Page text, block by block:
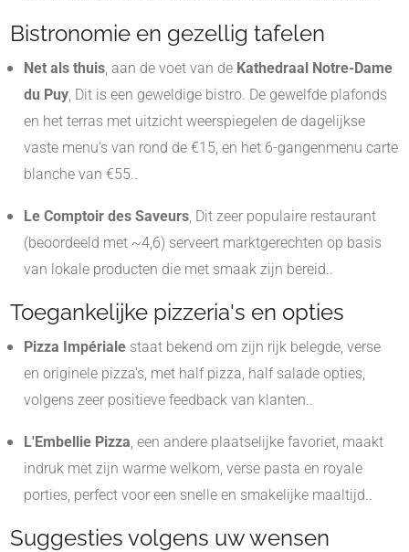
Bistronomie en gezellig tafelen
Net als thuis, aan de voet van de Kathedraal Notre-Dame
du Puy, Dit is een geweldige bistro. De gewelfde plafonds
en het terras met uitzicht weerspiegelen de dagelijkse
vaste menu's van rond de €15, en het 6-gangenmenu carte
blanche van €55..
Le Comptoir des Saveurs, Dit zeer populaire restaurant
(beoordeeld met ~4,6) serveert marktgerechten op basis
van lokale producten die met smaak zijn bereid..
Toegankelijke pizzeria's en opties
Pizza Impériale staat bekend om zijn rijk belegde, verse
en originele pizza's, met half pizza, half salade opties,
volgens zeer positieve feedback van klanten..
L'Embellie Pizza, een andere plaatselijke favoriet, maakt
indruk met zijn warme welkom, verse pasta en royale
porties, perfect voor een snelle en smakelijke maaltijd..
Suggesties volgens uw wensen